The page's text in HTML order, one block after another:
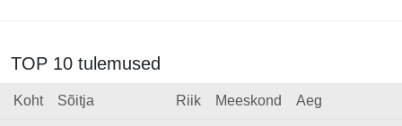
TOP 10 tulemused
Koht Sõitja Riik Meeskond Aeg